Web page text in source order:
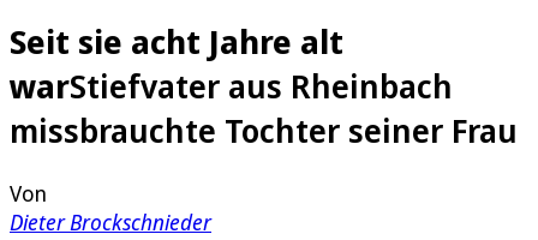
Seit sie acht Jahre alt
warStiefvater aus Rheinbach
missbrauchte Tochter seiner Frau
Von
Dieter Brockschnieder